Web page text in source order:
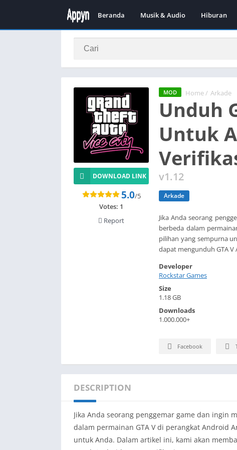
Beranda Musik & Audio Hiburan
MOD Home / Arkade
Unduh
Untuk
v1.12
Arkade
Jika Anda seorang
berbeda dalam
pilihan yang sempurna
dapat mengunduh GTA
DOWNLOAD LINK
5.0/5
Votes: 1
Report
Developer
Rockstar Games
Size
1.18 GB
Downloads
1.000.000+
Facebook
DESCRIPTION
Jika Anda seorang penggemar game dan ingin
dalam permainan GTA V di perangkat Android
untuk Anda. Dalam artikel ini, kami akan